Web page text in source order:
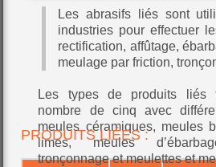
Les abrasifs liés sont
industries pour effectuer
rectification, affûtage,
meulage par friction,
Les types de produits liés
nombre de cinq avec
meules céramiques, meules
limes, meules
tronçonnage et meulettes et
PRODUITS LIÉES :